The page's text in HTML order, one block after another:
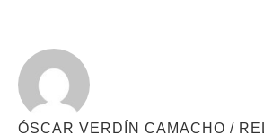
ÓSCAR VERDÍN CAMACHO /